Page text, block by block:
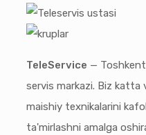
TeleService —
servis markazi. Biz katta
maishiy texnikalarini
ta'mirlashni amalga